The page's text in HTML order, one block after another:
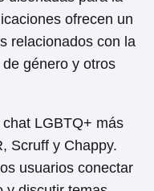
ofrecen un
relacionados con la
género y otros
LGBTQ+ más
Scruff y Chappy.
usuarios conectar